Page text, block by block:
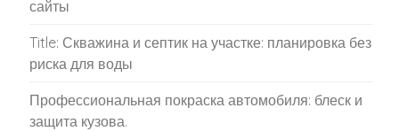
сайты
Title: Скважина и септик на участке: планировка без
риска для воды
Профессиональная покраска автомобиля: блеск и
защита кузова.